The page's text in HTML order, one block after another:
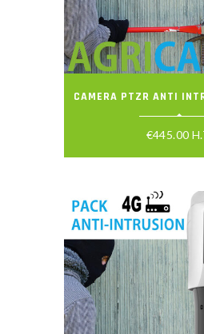
CAMERA PTZR ANTI
€445.00